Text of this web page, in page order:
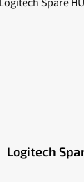
Logitech